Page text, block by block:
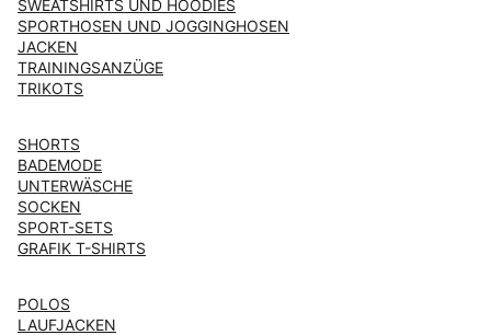
SWEATSHIRTS UND HOODIES
SPORTHOSEN UND JOGGINGHOSEN
JACKEN
TRAININGSANZÜGE
TRIKOTS
SHORTS
BADEMODE
UNTERWÄSCHE
SOCKEN
SPORT-SETS
GRAFIK T-SHIRTS
POLOS
LAUFJACKEN